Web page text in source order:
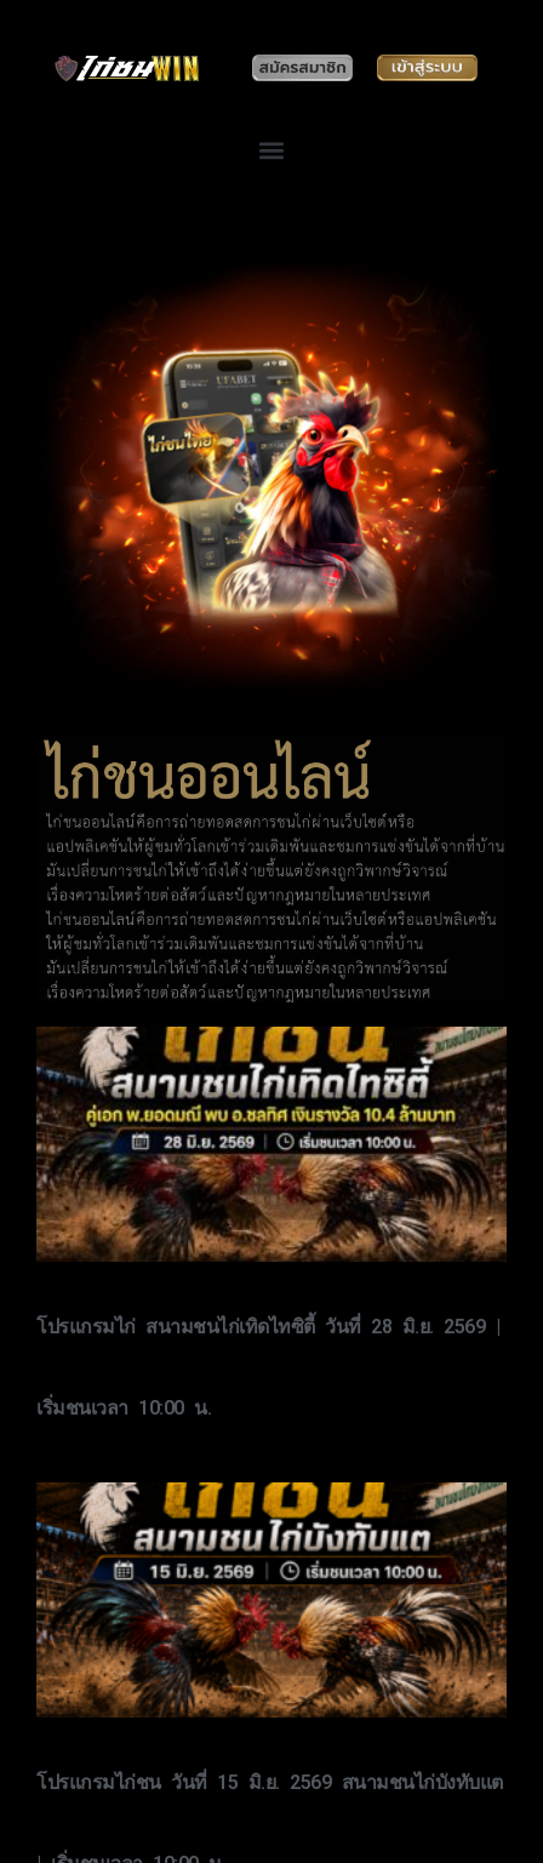
โปรแกรมไก่ สนามชนไก่เทิดไทซิตี้ วันที่ 28 มิ.ย. 2569 |
เริ่มชนเวลา 10:00 น.
โปรแกรมไก่ชน วันที่ 15 มิ.ย. 2569 สนามชนไก่บังทับแต